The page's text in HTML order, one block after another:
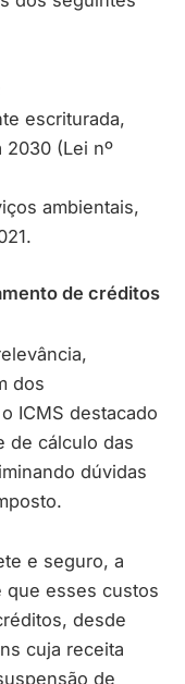
escriturada,
2030 (Lei nº
ambientais,
de créditos
dos
ICMS destacado
de cálculo das
dúvidas
e seguro, a
que esses custos
desde
cuja receita
de